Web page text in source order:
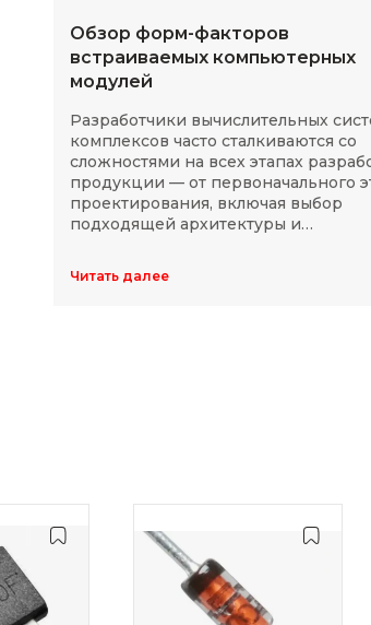
Обзор форм-факторов
встраиваемых компьютерных
модулей
Разработчики вычислительных
комплексов часто сталкиваются со
сложностями на всех этапах
продукции — от первоначального
проектирования, включая выбор
подходящей архитектуры и
длительного массового
Читать далее